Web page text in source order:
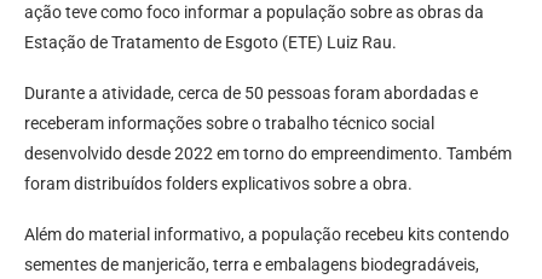
ação teve como foco informar a população sobre as obras da
Estação de Tratamento de Esgoto (ETE) Luiz Rau.
Durante a atividade, cerca de 50 pessoas foram abordadas e
receberam informações sobre o trabalho técnico social
desenvolvido desde 2022 em torno do empreendimento. Também
foram distribuídos folders explicativos sobre a obra.
Além do material informativo, a população recebeu kits contendo
sementes de manjericão, terra e embalagens biodegradáveis,